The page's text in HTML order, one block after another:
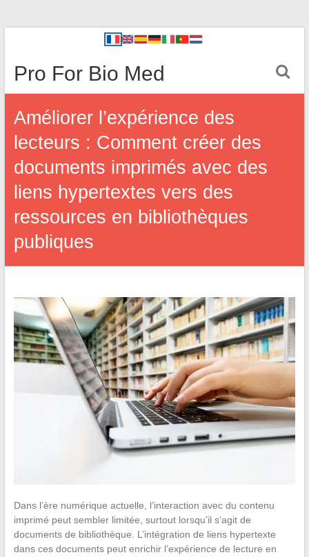
Pro For Bio Med
Améliorer l’expérience des
lecteurs : Comment créer des
documents imprimés avec des
liens hypertextes vers des
ressources en bibliothèques
publiques
Dans l’ère numérique actuelle, l’interaction avec du contenu
imprimé peut sembler limitée, surtout lorsqu’il s’agit de
documents de bibliothèque. L’intégration de liens hypertexte
dans ces documents peut enrichir l’expérience de lecture en